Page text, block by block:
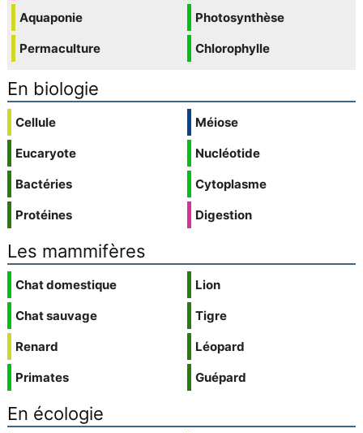
Aquaponie
Permaculture
Photosynthèse
Chlorophylle
En biologie
Cellule
Eucaryote
Bactéries
Protéines
Méiose
Nucléotide
Cytoplasme
Digestion
Les mammifères
Chat domestique
Chat sauvage
Renard
Primates
Lion
Tigre
Léopard
Guépard
En écologie